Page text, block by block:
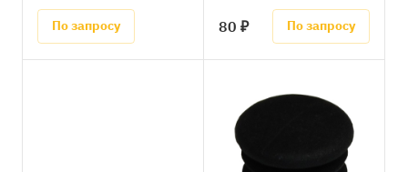
По запросу 80 ₽ По запросу